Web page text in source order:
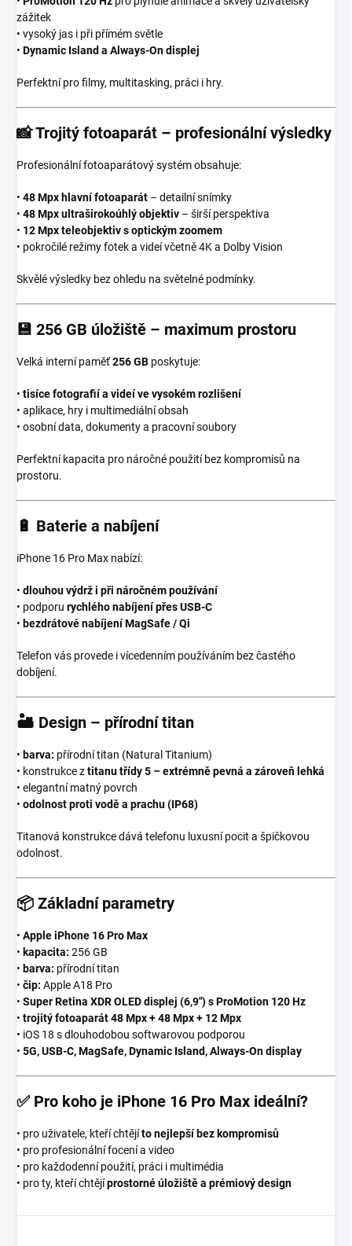
zážitek
• vysoký jas i při přímém světle
• Dynamic Island a Always-On displej
Perfektní pro filmy, multitasking, práci i hry.
📸Trojitý fotoaparát – profesionální výsledky
Profesionální fotoaparátový systém obsahuje:
• 48 Mpx hlavní fotoaparát – detailní snímky
• 48 Mpx ultraširokoúhlý objektiv – širší perspektiva
• 12 Mpx teleobjektiv s optickým zoomem
• pokročilé režimy fotek a videí včetně 4K a Dolby Vision
Skvělé výsledky bez ohledu na světelné podmínky.
💾 256 GB úložiště – maximum prostoru
Velká interní paměť256 GB poskytuje:
• tisíce fotografií a videí ve vysokém rozlišení
• aplikace, hry i multimediální obsah
• osobní data, dokumenty a pracovní soubory
Perfektní kapacita pro náročné použití bez kompromisů na
prostoru.
🔋 Baterie a nabíjení
iPhone 16 Pro Max nabízí:
• dlouhou výdrž i při náročném používání
• podporu rychlého nabíjení přes USB-C
• bezdrátové nabíjení MagSafe / Qi
Telefon vás provede i vícedenním používáním bez častého
dobíjení.
🏜️ Design – přírodní titan
• barva: přírodní titan (Natural Titanium)
• konstrukce ztitanu třídy 5 – extrémně pevná a zároveň lehká
• elegantní matný povrch
• odolnost proti vodě a prachu (IP68)
Titanová konstrukce dává telefonu luxusní pocit a špičkovou
odolnost.
📦 Základní parametry
• Apple iPhone 16 Pro Max
• kapacita: 256 GB
• barva: přírodní titan
• čip: Apple A18 Pro
• Super Retina XDR OLED displej (6,9″) s ProMotion 120 Hz
• trojitý fotoaparát 48 Mpx + 48 Mpx + 12 Mpx
• iOS 18 s dlouhodobou softwarovou podporou
• 5G, USB-C, MagSafe, Dynamic Island, Always-On display
✅ Pro koho je iPhone 16 Pro Max ideální?
• pro uživatele, kteří chtějíto nejlepší bez kompromisů
• pro profesionální focení a video
• pro každodenní použití, práci i multimédia
• pro ty, kteří chtějíprostorné úložiště a prémiový design